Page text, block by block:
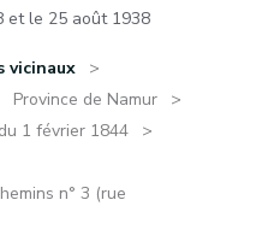
et le 25 août 1938
vicinaux
Province de Namur
1 février 1844
n° 3 (rue